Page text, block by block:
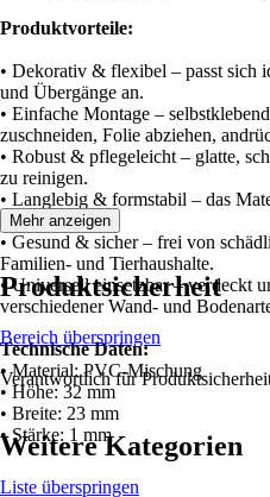
Produktvorteile:
• Dekorativ & flexibel – passt sich
und Übergänge an.
• Einfache Montage –
zuschneiden, Folie abziehen,
• Robust & pflegeleicht – glatte,
zu reinigen.
• Langlebig & formstabil – das
stabil.
• Gesund & sicher – frei von
Familien- und Tierhaushalte.
• Universell einsetzbar – verdeckt
verschiedener Wand- und
Technische Daten:
• Material: PVC-Mischung
• Höhe: 32 mm
• Breite: 23 mm
• Stärke: 1 mm
Mehr anzeigen
Produktsicherheit
Bereich überspringen
Verantwortlich für
Weitere Kategorien
Liste überspringen